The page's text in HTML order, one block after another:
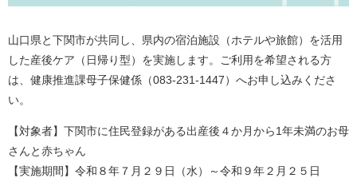
山口県と下関市が共同し、県内の宿泊施設（ホテルや旅館）を活用
した産後ケア（日帰り型）を実施します。ご利用を希望される方
は、健康推進課母子保健係（083-231-1447）へお申し込みくださ
い。
【対象者】下関市に住民登録がある出産後４か月から1年未満のお母
さんと赤ちゃん
【実施期間】令和８年７月２９日（水）～令和９年２月２５日